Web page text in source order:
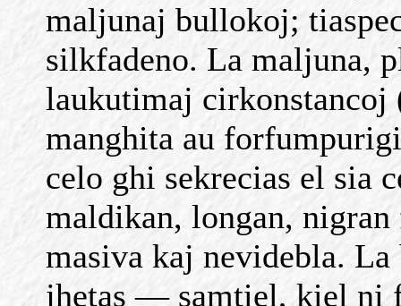
maljunaj bullokoj;
silkfadeno. La maljuna,
laukutimaj cirkonstancoj
manghita au
celo ghi sekrecias el
maldikan, longan,
masiva kaj nevidebla.
jhetas — samtiel, kiel ni